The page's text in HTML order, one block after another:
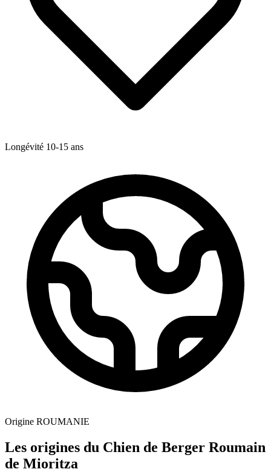
Longévité 10-15 ans
Origine ROUMANIE
Les origines du Chien de Berger Roumain
de Mioritza